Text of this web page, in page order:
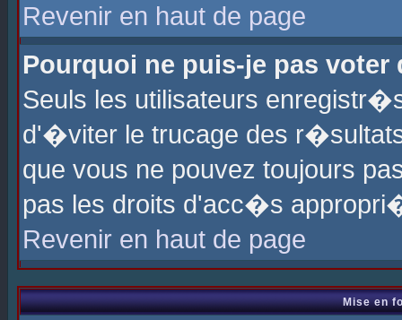
Revenir en haut de page
Pourquoi ne puis-je pas voter
Seuls les utilisateurs
d'�viter le trucage des
que vous ne pouvez toujours
pas les droits d'acc�s
Revenir en haut de page
Mise en